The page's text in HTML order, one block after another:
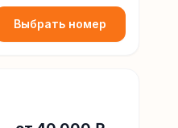
Выбрать номер